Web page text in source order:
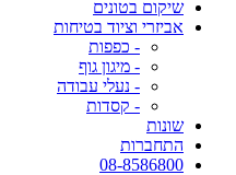
שיקום בטונים
אביזרי וציוד בטיחות
- כפפות
- מיגון גוף
- נעלי עבודה
- קסדות
שונות
התחברות
08-8586800